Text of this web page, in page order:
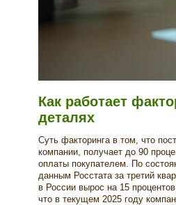
Как работает
деталях
Суть факторинга в том, что
компании, получает до 90
оплаты покупателем. По
данным Росстата за третий
в России вырос на 15
что в текущем 2025 году